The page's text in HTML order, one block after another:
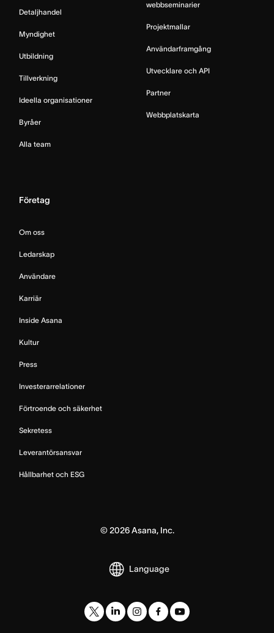
Detaljhandel
Myndighet
Utbildning
Tillverkning
Ideella organisationer
Byråer
Alla team
webbseminarier
Projektmallar
Användarframgång
Utvecklare och API
Partner
Webbplatskarta
Företag
Om oss
Ledarskap
Användare
Karriär
Inside Asana
Kultur
Press
Investerarrelationer
Förtroende och säkerhet
Sekretess
Leverantörsansvar
Hållbarhet och ESG
©2026Asana, Inc.
Language